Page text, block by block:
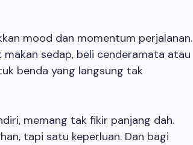
mood dan momentum perjalanan.
sedap, beli cenderamata atau
benda yang langsung tak
memang tak fikir panjang dah.
tapi satu keperluan. Dan bagi